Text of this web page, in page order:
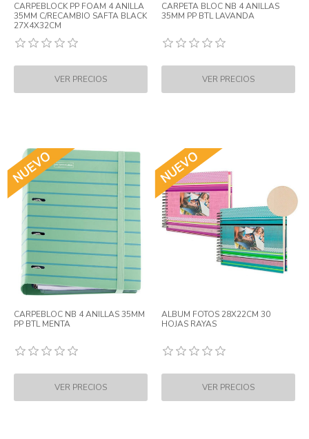
CARPEBLOCK PP FOAM 4 ANILLA
35MM C/RECAMBIO SAFTA BLACK
27X4X32CM
CARPETA BLOC NB 4 ANILLAS
35MM PP BTL LAVANDA
CARPEBLOC NB 4 ANILLAS 35MM
PP BTL MENTA
ALBUM FOTOS 28X22CM 30
HOJAS RAYAS